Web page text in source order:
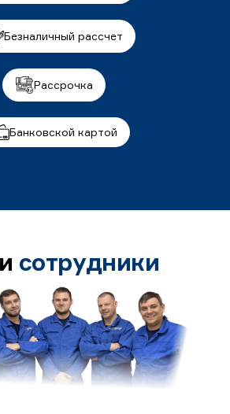
Безналичный рассчет
Рассрочка
Банковской картой
сотрудники